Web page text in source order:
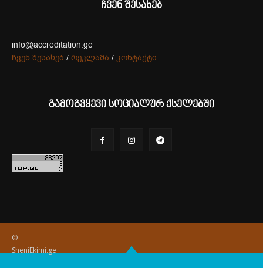
ჩვენ შესახებ
info@accreditation.ge
ჩვენ შესახებ / რეკლამა / კონტაქტი
გამოგვყევი სოციალურ ქსელებში
©
SheniEkimi.ge